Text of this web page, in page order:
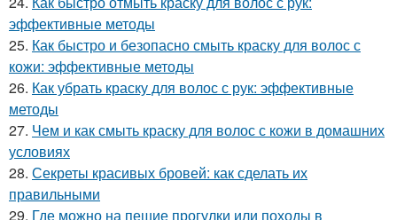
эффективные методы
25. Как быстро и безопасно смыть краску для волос с
кожи: эффективные методы
26. Как убрать краску для волос с рук: эффективные
методы
27. Чем и как смыть краску для волос с кожи в домашних
условиях
28. Секреты красивых бровей: как сделать их
правильными
29. Где можно на пешие прогулки или походы в